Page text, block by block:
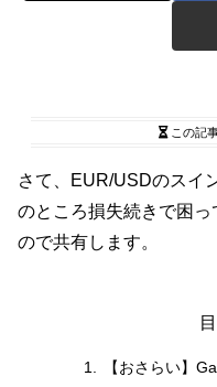
この記
さて、EUR/USDのスイ
のところ損失続きで困
ので共有します。
【おさらい】